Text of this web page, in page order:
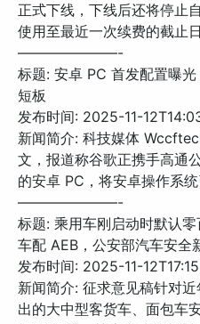
正式下线，下线后还将停止
使用至最近一次续费的截止日
———————-
标题: 安卓 PC 首发配置曝
短板
发布时间: 2025-11-
新闻简介: 科技媒体
文，报道称谷歌正携手高通
的安卓 PC，将安卓操作系
———————-
标题: 乘用车刚启动时默认
车配 AEB，公安部汽车安全
发布时间: 2025-11-
新闻简介: 征求意见稿针对
出的大中型客货车、面包车